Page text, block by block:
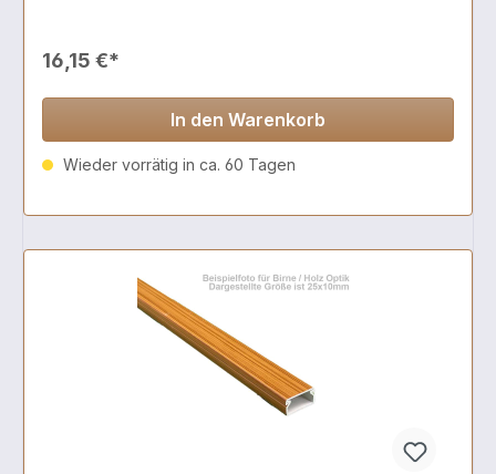
16,15 €*
In den Warenkorb
Wieder vorrätig in ca. 60 Tagen